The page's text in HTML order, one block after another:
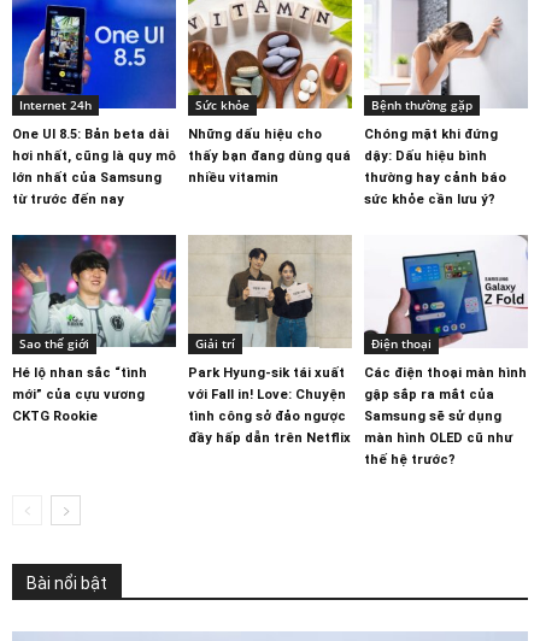
Internet 24h
One UI 8.5: Bản beta dài
hơi nhất, cũng là quy mô
lớn nhất của Samsung
từ trước đến nay
Sức khỏe
Những dấu hiệu cho
thấy bạn đang dùng quá
nhiều vitamin
Bệnh thường gặp
Chóng mặt khi đứng
dậy: Dấu hiệu bình
thường hay cảnh báo
sức khỏe cần lưu ý?
Sao thế giới
Hé lộ nhan sắc “tình
mới” của cựu vương
CKTG Rookie
Giải trí
Park Hyung-sik tái xuất
với Fall in! Love: Chuyện
tình công sở đảo ngược
đầy hấp dẫn trên Netflix
Điện thoại
Các điện thoại màn hình
gập sắp ra mắt của
Samsung sẽ sử dụng
màn hình OLED cũ như
thế hệ trước?
Bài nổi bật